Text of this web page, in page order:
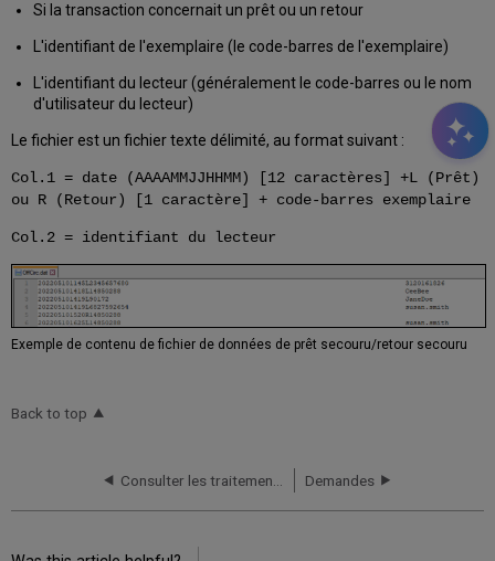
Si la transaction concernait un prêt ou un retour
L'identifiant de l'exemplaire (le code-barres de l'exemplaire)
L'identifiant du lecteur (généralement le code-barres ou le nom
d'utilisateur du lecteur)
Le fichier est un fichier texte délimité, au format suivant :
Col.1 = date (AAAAMMJJHHMM) [12 caractères] +L (Prêt)
ou R (Retour) [1 caractère] + code-barres exemplaire
Col.2 = identifiant du lecteur
Exemple de contenu de fichier de données de prêt secouru/retour secouru
Back to top
Demandes